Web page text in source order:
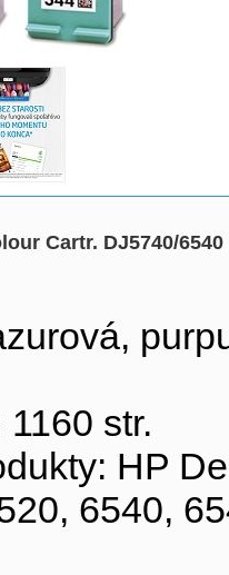
Cartr. DJ5740/
str.
HP
6540,